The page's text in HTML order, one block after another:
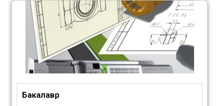
Бакалавр